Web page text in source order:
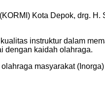
Kota Depok, drg.
instruktur dalam
dengan kaidah olahraga.
masyarakat